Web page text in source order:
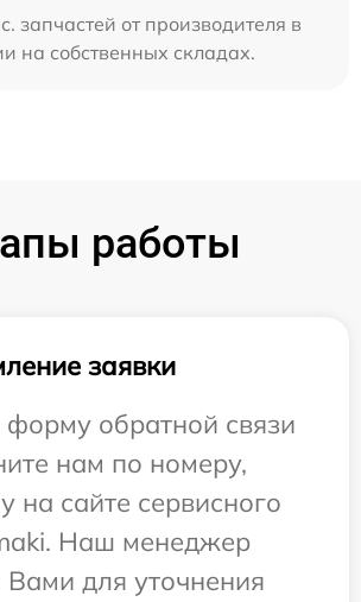
запчастей от производителя в
на собственных складах.
работы
заявки
обратной связи
нам по номеру,
на сайте сервисного
Наш менеджер
Вами для уточнения